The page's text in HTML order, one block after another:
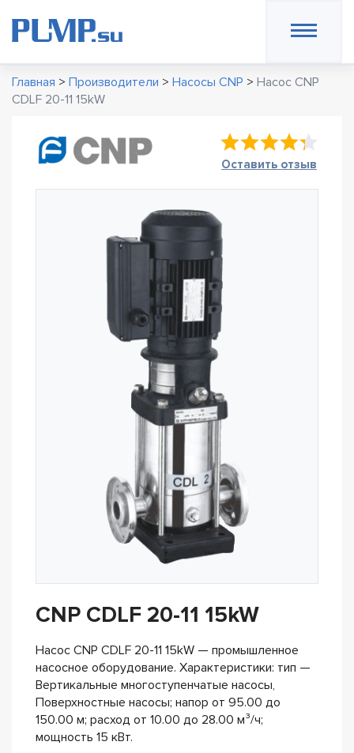
Главная > Производители > Насосы CNP > Насос CNP
CDLF 20-11 15kW
Оставить отзыв
CNP CDLF 20-11 15kW
Насос CNP CDLF 20-11 15kW — промышленное
насосное оборудование. Характеристики: тип —
Вертикальные многоступенчатые насосы,
Поверхностные насосы; напор от 95.00 до
150.00 м; расход от 10.00 до 28.00 м³/ч;
мощность 15 кВт.